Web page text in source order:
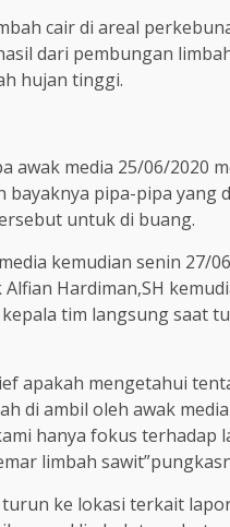
cair di areal
dari pembungan
hujan tinggi.
awak media 25/06/2020
pipa-pipa yang
untuk di buang.
kemudian senin 27/
Hardiman,SH
tim langsung saat
apakah mengetahui
di ambil oleh awak
hanya fokus terhadap
limbah
ke lokasi terkait